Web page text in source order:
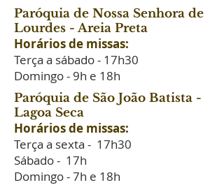
Paróquia de Nossa Senhora de
Lourdes - Areia Preta
Horários de missas:
Terça a sábado - 17h30
Domingo - 9h e 18h
Paróquia de São João Batista -
Lagoa Seca
Horários de missas:
Terça a sexta - 17h30
Sábado - 17h
Domingo - 7h e 18h